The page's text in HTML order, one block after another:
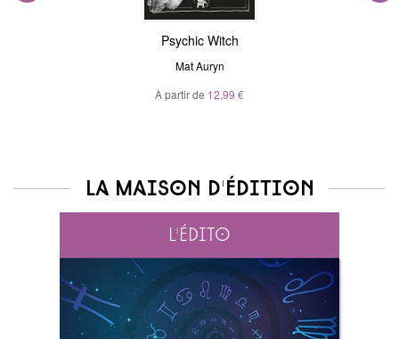
Psychic Witch
Mat Auryn
À partir de 12,99 €
La maison d'édition
L'édito